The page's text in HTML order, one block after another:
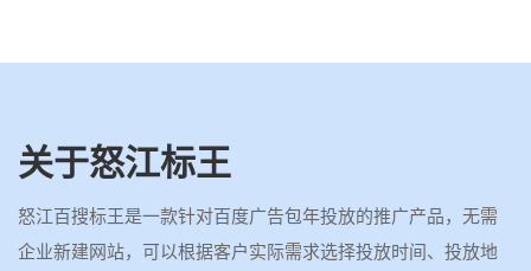
关于怒江标王
怒江百搜标王是一款针对百度广告包年投放的推广产品，无需
企业新建网站，可以根据客户实际需求选择投放时间、投放地